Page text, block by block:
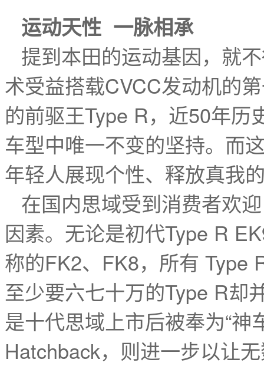
运动天性 一脉相承
提到本田的运动基因，就
术受益搭载CVCC发动机的
的前驱王Type R，近50年历
车型中唯一不变的坚持。而
年轻人展现个性、释放真我
在国内思域受到消费者欢
因素。无论是初代Type R
称的FK2、FK8，所有 Type
至少要六七十万的Type R却
是十代思域上市后被奉为“神
Hatchback，则进一步以让